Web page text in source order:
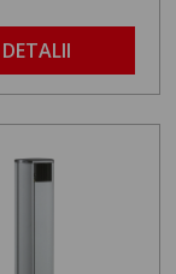
DETALII